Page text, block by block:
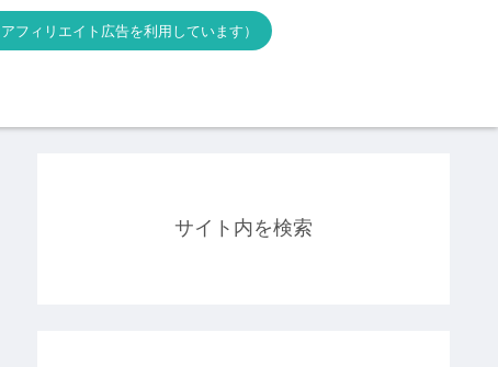
フィリエイト広告を利用しています）
サイト内を検索